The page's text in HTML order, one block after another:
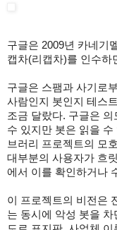
구글은 2009년 카네기
캡차(리캡차)를 인수하
구글은 스팸과 사기로
사람인지 봇인지 테스
조금 달랐다. 구글은
수 있지만 봇은 읽을
브러리 프로젝트의 모
대부분의 사용자가 흐
에서 이를 확인하거나
이 프로젝트의 비전은
는 동시에 악성 봇을